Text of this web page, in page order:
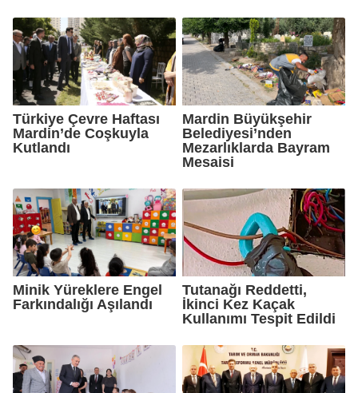
Türkiye Çevre Haftası
Mardin’de Coşkuyla
Kutlandı
Mardin Büyükşehir
Belediyesi’nden
Mezarlıklarda Bayram
Mesaisi
Minik Yüreklere Engel
Farkındalığı Aşılandı
Tutanağı Reddetti,
İkinci Kez Kaçak
Kullanımı Tespit Edildi